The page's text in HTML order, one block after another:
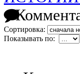
Сортировка:
Показывать по: